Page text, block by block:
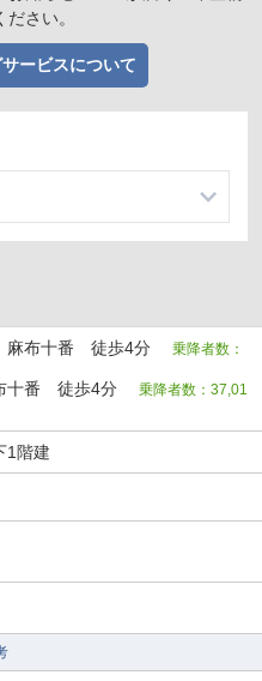
さい。
ービスについて
テナント一覧
ナント一覧
ナント一覧
麻布十番 徒歩4分 乗降者数：
十番 徒歩4分 乗降者数：37,01
1階建